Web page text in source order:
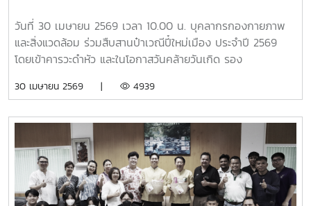
แวดล้อมของมหาวิทยาลัยแม่โจ้
วันที่ 30 เมษายน 2569 เวลา 10.00 น. บุคลากรกองกายภาพ
และสิ่งแวดล้อม ร่วมสืบสานป๋าเวณีปี๋ใหม่เมือง ประจำปี 2569
โดยเข้าคารวะดำหัว และในโอกาสวันคล้ายวันเกิด รอง
ณ บ้านเอื้องไพลิน
30 เมษายน 2569 | 4939